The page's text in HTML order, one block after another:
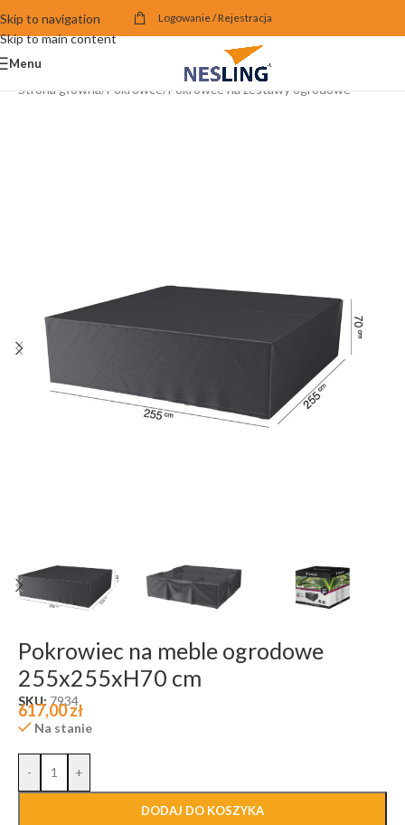
Skip to navigation
Skip to main content
Logowanie / Rejestracja
Menu
Strona główna/Pokrowce/Pokrowce na zestawy ogrodowe
Pokrowiec na meble ogrodowe
255x255xH70 cm
SKU: 7934
617,00zł
Na stanie
- +
DODAJ DO KOSZYKA